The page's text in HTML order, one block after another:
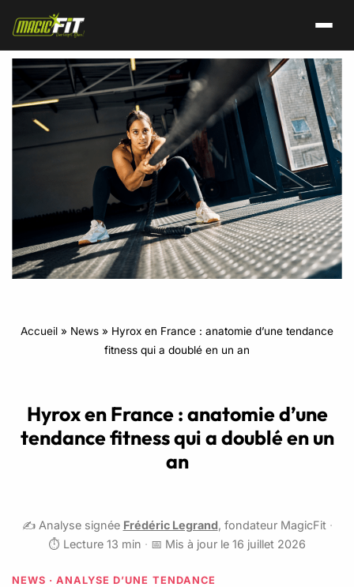
Accueil » News » Hyrox en France : anatomie d’une tendance
fitness qui a doublé en un an
Hyrox en France : anatomie d’une
tendance fitness qui a doublé en un
an
✍️ Analyse signée Frédéric Legrand, fondateur MagicFit ·
⏱️ Lecture 13 min · 📅 Mis à jour le 16 juillet 2026
NEWS · ANALYSE D’UNE TENDANCE